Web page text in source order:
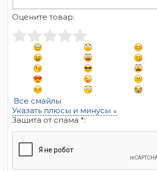
Оцените товар:
Все смайлы
Указать плюсы и минусы ↓
Защита от спама *: